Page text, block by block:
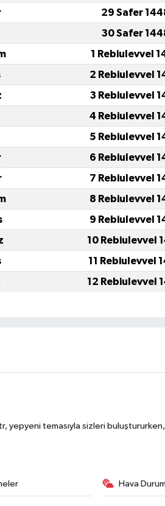
29 Safer
30 Safer
1 Rebiulevvel
2 Rebiulevvel
3 Rebiulevvel
4 Rebiulevvel
5 Rebiulevvel
6 Rebiulevvel
7 Rebiulevvel
8 Rebiulevvel
9 Rebiulevvel
10 Rebiulevvel
11 Rebiulevvel
12 Rebiulevvel
yepyeni temasıyla sizleri
Hava